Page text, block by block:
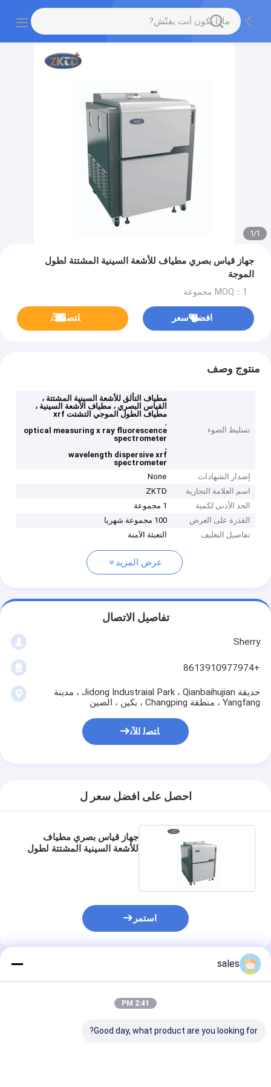
1
/
1
جهاز قياس بصري مطياف للأشعة السينية المشتتة لطول
الموجة
MOQ：1 مجموعة
افضل سعر ﺎﺘﺼﻟ ﺍﻶﻧ
منتوج وصف
تسليط الضوء
مطياف التألق للأشعة السينية المشتتة ،
القياس البصري ، مطياف الأشعة السينية ،
مطياف الطول الموجي التشتت xrf
,
optical measuring x ray fluorescence
spectrometer
,
wavelength dispersive xrf
spectrometer
إصدار الشهادات
None
اسم العلامة التجارية
ZKTD
الحد الأدنى لكمية
1 مجموعة
القدرة على العرض
100 مجموعة شهريا
تفاصيل التغليف
التعبئة الآمنة
عرض المزيد
تفاصيل الاتصال
Sherry
+8613910977974
حديقة Jidong Industraial Park ، Qianbaihujian ، مدينة
Yangfang ، منطقة Changping ، بكين ، الصين
ﺎﺘﺼﻟ ﺍﻶﻧ
احصل على افضل سعر ل
جهاز قياس بصري مطياف
للأشعة السينية المشتتة لطول
استمر
المنتجات الموصى بها
sales
2:41 PM
Good day, what product are you looking for?